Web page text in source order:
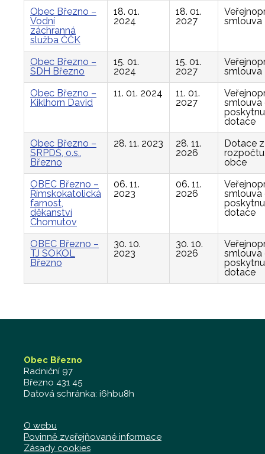
Obec Březno –
Vodní
záchranná
služba ČČK
18. 01.
2024
18. 01.
2027
smlouva
Obec Březno –
SDH Březno
15. 01.
2024
15. 01.
2027
smlouva
Obec Březno –
Kiklhorn David
11. 01. 2024
11. 01.
2027
smlouva
dotace
Obec Březno –
SRPDŠ, o.s.,
Březno
28. 11. 2023
28. 11.
2026
Dotace z
rozpočtu
obce
OBEC Březno –
Římskokatolická
farnost,
děkanství
Chomutov
06. 11.
2023
06. 11.
2026
smlouva
dotace
OBEC Březno –
TJ SOKOL
Březno
30. 10.
2023
30. 10.
2026
smlouva
dotace
Obec Březno
Radniční 97
Březno 431 45
Datová schránka: i6hbu8h
O webu
Povinně zveřejňované informace
Zásady cookies